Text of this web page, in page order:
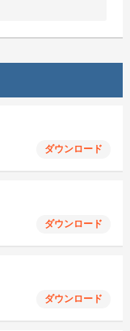
ダウンロード
ダウンロード
ダウンロード